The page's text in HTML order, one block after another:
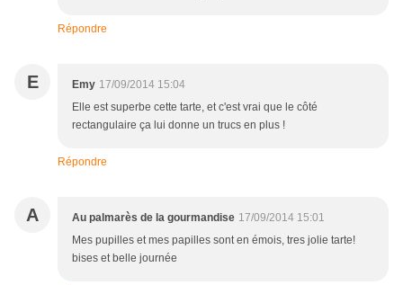
Répondre
E Emy 17/09/2014 15:04
Elle est superbe cette tarte, et c'est vrai que le côté
rectangulaire ça lui donne un trucs en plus !
Répondre
A Au palmarès de la gourmandise 17/09/2014 15:01
Mes pupilles et mes papilles sont en émois, tres jolie tarte!
bises et belle journée